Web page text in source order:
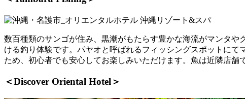
数百種類のサンゴが住み、黒潮がもたらす豊かな海流がマンタ
ける釣り体験です。パヤオと呼ばれるフィッシングスポットに
ため、初心者でも安心してお楽しみいただけます。魚は近隣店舗
＜Discover Oriental Hotel＞